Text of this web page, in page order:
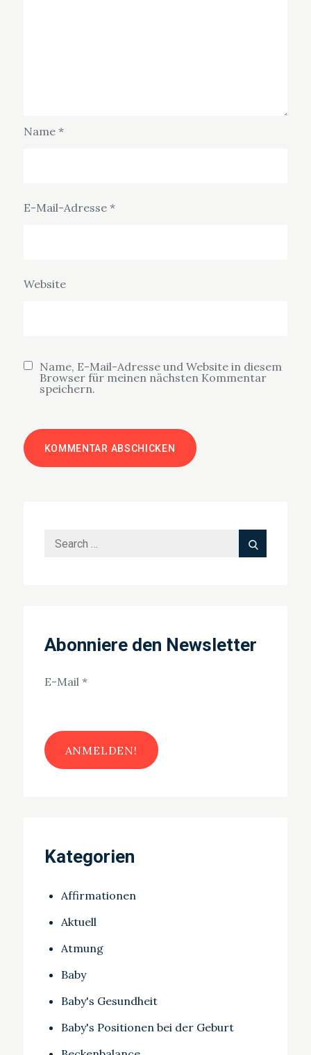
Name *
E-Mail-Adresse *
Website
Name, E-Mail-Adresse und Website in diesem
Browser für meinen nächsten Kommentar
speichern.
Search
Search
Abonniere den Newsletter
E-Mail *
Kategorien
Affirmationen
Aktuell
Atmung
Baby
Baby's Gesundheit
Baby's Positionen bei der Geburt